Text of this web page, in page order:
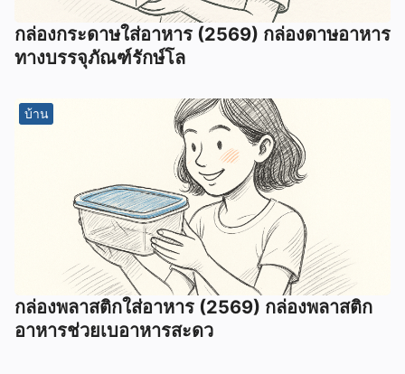
กล่องกระดาษใส่อาหาร (2569) กล่องดาษอาหาร
ทางบรรจุภัณฑ์รักษ์โล
บ้าน
กล่องพลาสติกใส่อาหาร (2569) กล่องพลาสติก
อาหารช่วยเบอาหารสะดว